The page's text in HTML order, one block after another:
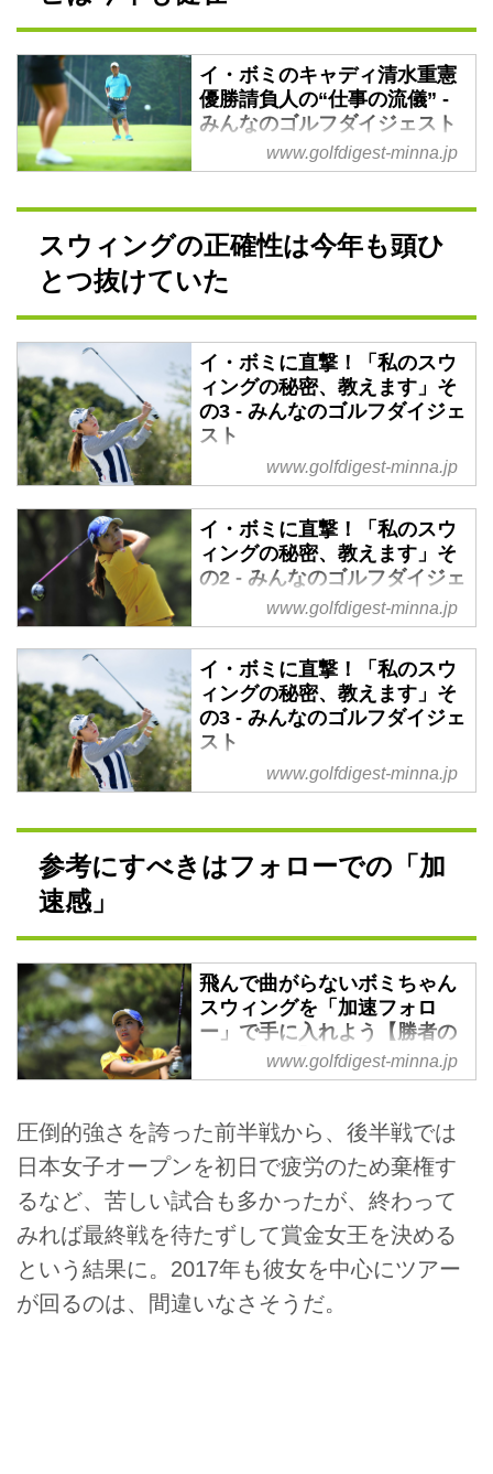
も後半の9ホールに向けて徐々に
調子を上げて、いい形でフィニッ
シュしようとしているんです。
1年間、1か月、1週間、1日と常
にどうやったら右肩上がりでフィ
その一つはトレーニングにあるよ
うです。ジュニ...
イ・ボミのキャディ清水重憲
優勝請負人の“仕事の流儀” -
みんなのゴルフダイジェスト
14本の最終決定は
毎週のように優勝争いに加わり、
2位に大差をつけ賞金レースを引
っ張るイ・ボミ。そんな彼女を力
強くサポートするのは、2014年
しみず・しげのり。近畿大学卒業
後、杉本周作のキャディとしてツ
アーへ。田中秀道、谷口徹、上田
桃子、諸見里しのぶらのキャディ
を経て、2014年からイ・ボミの
専属キャディに。33勝目を達成し
た現在最多勝キャディ
アース・モンダミンカップでの
イ・ボミの優勝で、清水は 通算
33勝 を記録、ジャンボ尾崎のキ
www.golfdigest-minna.jp
スウィングの正確性は今年も頭ひ
とつ抜けていた
イ・ボミに直撃！「私のスウ
ィングの秘密、教えます」そ
の3 - みんなのゴルフダイジェ
スト
アース・モンダミンカップで
し、賞金ランキングも遂にトップ
に躍り出た イ・ボミ プロ。今シ
ーズンも安定感のあるプレーを続
そんな彼女の活躍の原動力となっ
ているのが、どこにも力みのな
い、でもしっかり飛距離と正確な
方向性を生み出すあのスウィン
グ。
月刊ゴルフダイジェスト2015年9
月号でそのスウィングの秘密に迫
いったい、どんな風に振っている
のか。改めて彼女のアイアンショ
ットのスウィングのポイントを探
www.golfdigest-minna.jp
イ・ボミに直撃！「私のスウ
ィングの秘密、教えます」そ
の2 - みんなのゴルフダイジェ
5入りという記録とともに成し遂
げた イ・ボミ プロ。今シーズン
も抜群の安定感ですよね～。大活
躍の原動力となっているのが、ど
こにも力みのない、でもしっかり
飛距離と正確な方向性を生み出す
月号でそのスウィングの秘密に迫
のか。改めて彼女のスウィングの
ポイントをQ&Aで探ります！
Q1
韓国選手はどうしてベタ足が多い
の？
うからです
...
www.golfdigest-minna.jp
イ・ボミに直撃！「私のスウ
ィングの秘密、教えます」そ
の3 - みんなのゴルフダイジェ
スト
アース・モンダミンカップで
し、賞金ランキングも遂にトップ
に躍り出た イ・ボミ プロ。今シ
ーズンも安定感のあるプレーを続
い、でもしっかり飛距離と正確な
方向性を生み出すあのスウィン
グ。
月刊ゴルフダイジェスト2015年9
月号でそのスウィングの秘密に迫
いったい、どんな風に振っている
のか。改めて彼女のアイアンショ
ットのスウィングのポイントを探
ります！
Q.ピンに絡むアイアンショ...
www.golfdigest-minna.jp
参考にすべきはフォローでの「加
速感」
飛んで曲がらないボミちゃん
スウィングを「加速フォロ
ー」で手に入れよう【勝者の
スウィング】 - みんなのゴル
フダイジェスト
プレーオフの末、伊藤園レディス
ゴルフトーナメントを制したイ・
ボミ。2年連続の女王に向けて大
きく前進したそのスウィングを、
プロゴルファーの資格を持つ「み
んなのゴルフダイジェスト」編集
部員・中村修が解説！
www.golfdigest-minna.jp
圧倒的強さを誇った前半戦から、後半戦では
日本女子オープンを初日で疲労のため棄権す
るなど、苦しい試合も多かったが、終わって
みれば最終戦を待たずして賞金女王を決める
という結果に。2017年も彼女を中心にツアー
が回るのは、間違いなさそうだ。